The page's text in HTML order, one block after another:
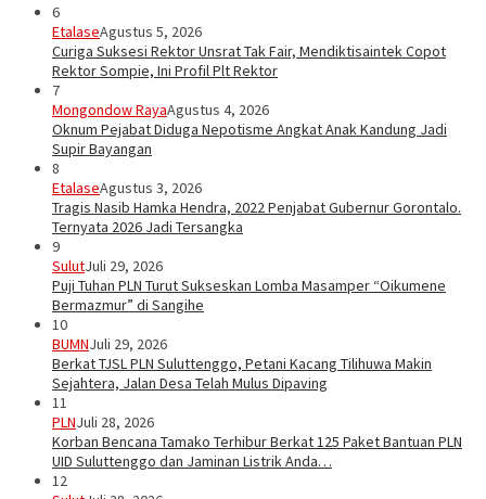
6
EtalaseAgustus 5, 2026
Curiga Suksesi Rektor Unsrat Tak Fair, Mendiktisaintek Copot
Rektor Sompie, Ini Profil Plt Rektor
7
Mongondow RayaAgustus 4, 2026
Oknum Pejabat Diduga Nepotisme Angkat Anak Kandung Jadi
Supir Bayangan
8
EtalaseAgustus 3, 2026
Tragis Nasib Hamka Hendra, 2022 Penjabat Gubernur Gorontalo.
Ternyata 2026 Jadi Tersangka
9
SulutJuli 29, 2026
Puji Tuhan PLN Turut Sukseskan Lomba Masamper “Oikumene
Bermazmur” di Sangihe
10
BUMNJuli 29, 2026
Berkat TJSL PLN Suluttenggo, Petani Kacang Tilihuwa Makin
Sejahtera, Jalan Desa Telah Mulus Dipaving
11
PLNJuli 28, 2026
Korban Bencana Tamako Terhibur Berkat 125 Paket Bantuan PLN
UID Suluttenggo dan Jaminan Listrik Anda…
12